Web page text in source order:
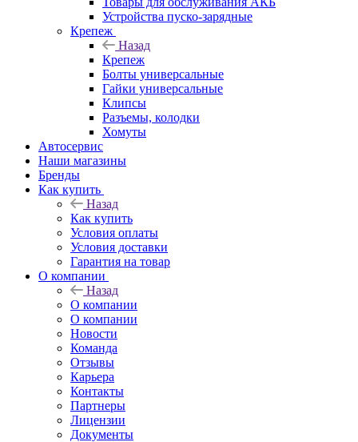
Устройства пуско-зарядные
Крепеж
Назад
Крепеж
Болты универсальные
Гайки универсальные
Клипсы
Разъемы, колодки
Хомуты
Автосервис
Наши магазины
Бренды
Как купить
Назад
Как купить
Условия оплаты
Условия доставки
Гарантия на товар
О компании
Назад
О компании
О компании
Новости
Команда
Отзывы
Карьера
Контакты
Партнеры
Лицензии
Документы